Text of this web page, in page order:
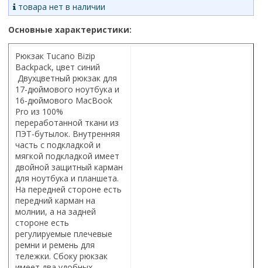
товара нет в наличии
Основные характеристики:
Рюкзак Tucano Bizip
Backpack, цвет синий
Двухцветный рюкзак для
17-дюймового ноутбука и
16-дюймового MacBook
Pro из 100%
переработанной ткани из
ПЭТ-бутылок. Внутренняя
часть с подкладкой и
мягкой подкладкой имеет
двойной защитный карман
для ноутбука и планшета.
На передней стороне есть
передний карман на
молнии, а на задней
стороне есть
регулируемые плечевые
ремни и ремень для
тележки. Сбоку рюкзак